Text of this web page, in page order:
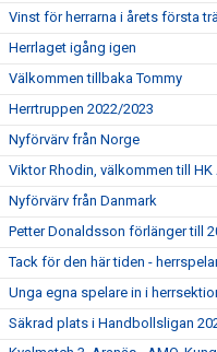
Vinst för herrarna i årets första
Herrlaget igång igen
Välkommen tillbaka Tommy
Herrtruppen 2022/2023
Nyförvärv från Norge
Viktor Rhodin, välkommen till HK
Nyförvärv från Danmark
Petter Donaldsson förlänger till
Tack för den här tiden -
Unga egna spelare in i
Säkrad plats i Handbollsligan